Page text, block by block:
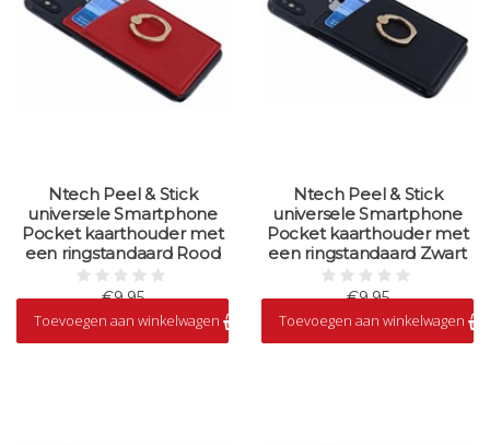
Ntech Peel & Stick
universele Smartphone
Pocket kaarthouder met
een ringstandaard Rood
€9,95
Op voorraad
Toevoegen aan winkelwagen
Ntech Peel & Stick
universele Smartphone
Pocket kaarthouder met
een ringstandaard Zwart
€9,95
Op voorraad
Toevoegen aan winkelwagen